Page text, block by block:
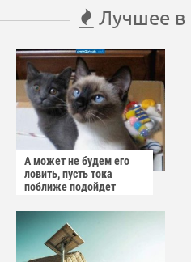
Лучшее в
А может не будем его
ловить, пусть тока
поближе подойдет